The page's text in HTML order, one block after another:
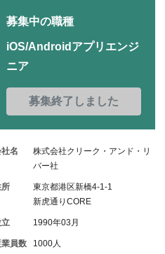
募集中の職種
iOS/Androidアプリエンジ
ニア
募集終了しました
名
株式会社クリーク・アンド・リ
バー社
東京都港区新橋4-1-1
新虎通りCORE
1990年03月
員数 1000人